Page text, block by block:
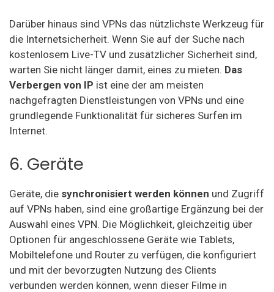
Darüber hinaus sind VPNs das nützlichste Werkzeug für
die Internetsicherheit. Wenn Sie auf der Suche nach
kostenlosem Live-TV und zusätzlicher Sicherheit sind,
warten Sie nicht länger damit, eines zu mieten. Das
Verbergen von IP ist eine der am meisten
nachgefragten Dienstleistungen von VPNs und eine
grundlegende Funktionalität für sicheres Surfen im
Internet.
6. Geräte
Geräte, die synchronisiert werden können und Zugriff
auf VPNs haben, sind eine großartige Ergänzung bei der
Auswahl eines VPN. Die Möglichkeit, gleichzeitig über
Optionen für angeschlossene Geräte wie Tablets,
Mobiltelefone und Router zu verfügen, die konfiguriert
und mit der bevorzugten Nutzung des Clients
verbunden werden können, wenn dieser Filme in